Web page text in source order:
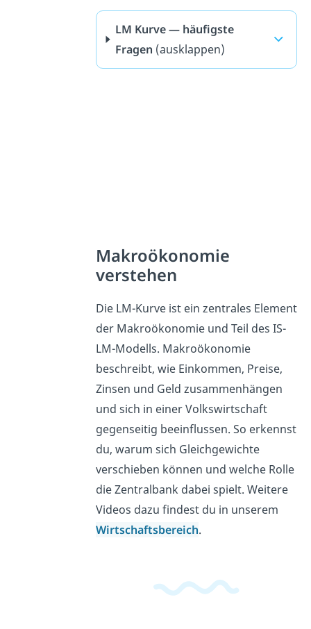
LM Kurve — häufigste
Fragen (ausklappen)
Makroökonomie
verstehen
Die LM-Kurve ist ein zentrales Element
der Makroökonomie und Teil des IS-
LM-Modells. Makroökonomie
beschreibt, wie Einkommen, Preise,
Zinsen und Geld zusammenhängen
und sich in einer Volkswirtschaft
gegenseitig beeinflussen. So erkennst
du, warum sich Gleichgewichte
verschieben können und welche Rolle
die Zentralbank dabei spielt. Weitere
Videos dazu findest du in unserem
Wirtschaftsbereich.